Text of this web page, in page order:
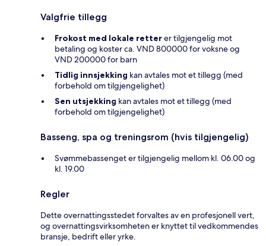
Valgfrie tillegg
Frokost med lokale retterer tilgjengelig mot
betaling og koster ca. VND 800000 for voksne og
VND 200000 for barn
Tidlig innsjekking kan avtales mot et tillegg (med
forbehold om tilgjengelighet)
Sen utsjekking kan avtales mot et tillegg (med
forbehold om tilgjengelighet)
Basseng, spa og treningsrom (hvis tilgjengelig)
Svømmebassenget er tilgjengelig mellom kl. 06.00 og
kl. 19.00
Regler
Dette overnattingsstedet forvaltes av en profesjonell vert,
og overnattingsvirksomheten er knyttet til vedkommendes
bransje, bedrift eller yrke.